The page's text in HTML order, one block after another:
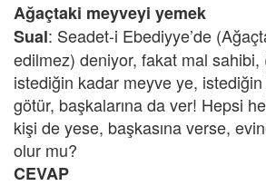
Ağaçtaki meyveyi yemek
Sual: Seadet-i Ebediyye’de
edilmez) deniyor, fakat mal sahibi,
istediğin kadar meyve ye,
götür, başkalarına da ver! Hepsi
kişi de yese, başkasına verse,
olur mu?
CEVAP